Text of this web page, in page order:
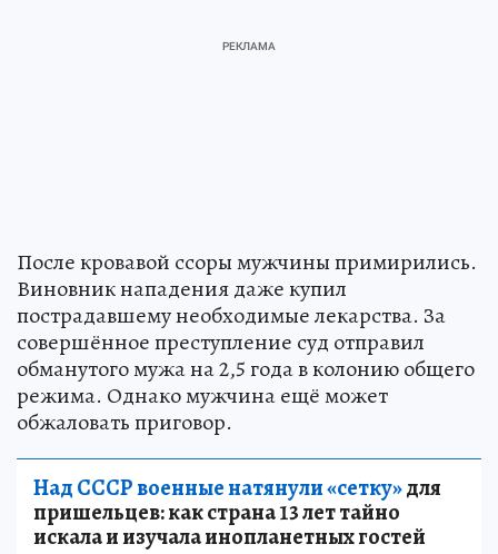
После кровавой ссоры мужчины примирились.
Виновник нападения даже купил
пострадавшему необходимые лекарства. За
совершённое преступление суд отправил
обманутого мужа на 2,5 года в колонию общего
режима. Однако мужчина ещё может
обжаловать приговор.
Над СССР военные натянули «сетку»для
пришельцев: как страна 13 лет тайно
искала и изучала инопланетных гостей